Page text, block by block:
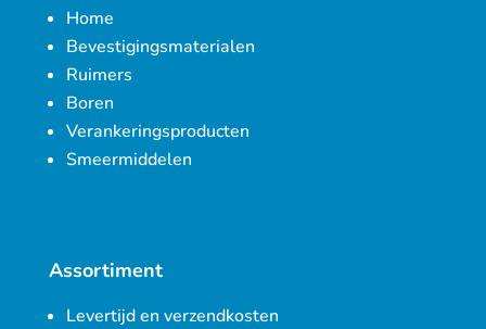
Home
Bevestigingsmaterialen
Ruimers
Boren
Verankeringsproducten
Smeermiddelen
Assortiment
Levertijd en verzendkosten